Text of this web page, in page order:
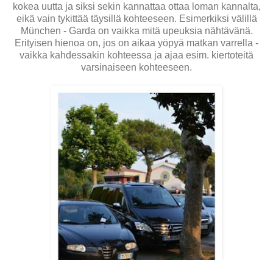
kokea uutta ja siksi sekin kannattaa ottaa loman kannalta,
eikä vain tykittää täysillä kohteeseen. Esimerkiksi välillä
München - Garda on vaikka mitä upeuksia nähtävänä.
Erityisen hienoa on, jos on aikaa yöpyä matkan varrella -
vaikka kahdessakin kohteessa ja ajaa esim. kiertoteitä
varsinaiseen kohteeseen.